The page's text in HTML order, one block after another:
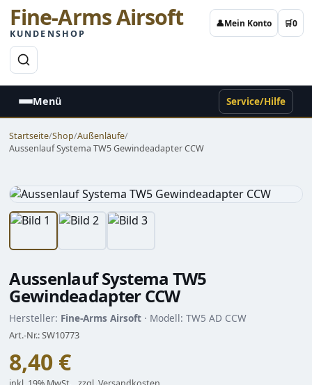
Fine-Arms Airsoft
KUNDENSHOP
👤Mein Konto 🛒0
Menü Service/Hilfe
Startseite/Shop/Außenläufe/
Aussenlauf Systema TW5 Gewindeadapter CCW
Aussenlauf Systema TW5
Gewindeadapter CCW
Hersteller: Fine-Arms Airsoft · Modell: TW5 AD CCW
Art.-Nr.: SW10773
8,40 €